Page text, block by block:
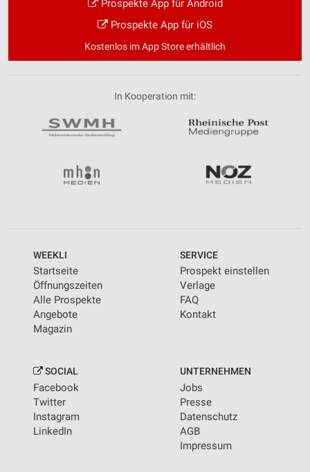
Prospekte App für Android
Prospekte App für iOS
Kostenlos im App Store erhältlich
In Kooperation mit:
WEEKLI
Startseite
Öffnungszeiten
Alle Prospekte
Angebote
Magazin
SERVICE
Prospekt einstellen
Verlage
FAQ
Kontakt
SOCIAL
Facebook
Twitter
Instagram
LinkedIn
UNTERNEHMEN
Jobs
Presse
Datenschutz
AGB
Impressum